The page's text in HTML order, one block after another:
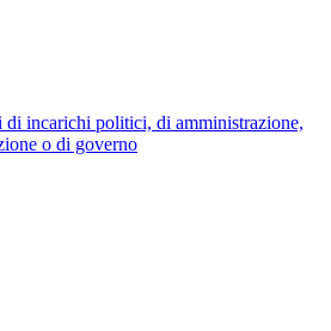
di incarichi politici, di amministrazione,
o di governo